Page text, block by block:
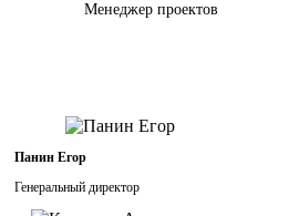
Менеджер проектов
Панин Егор
Генеральный директор